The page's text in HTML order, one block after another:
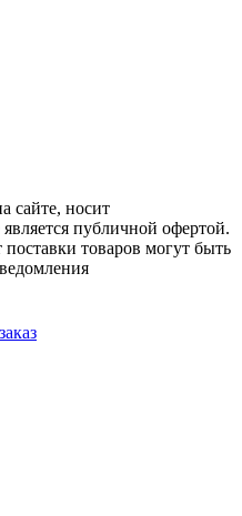
сайте, носит
публичной офертой.
товаров могут быть